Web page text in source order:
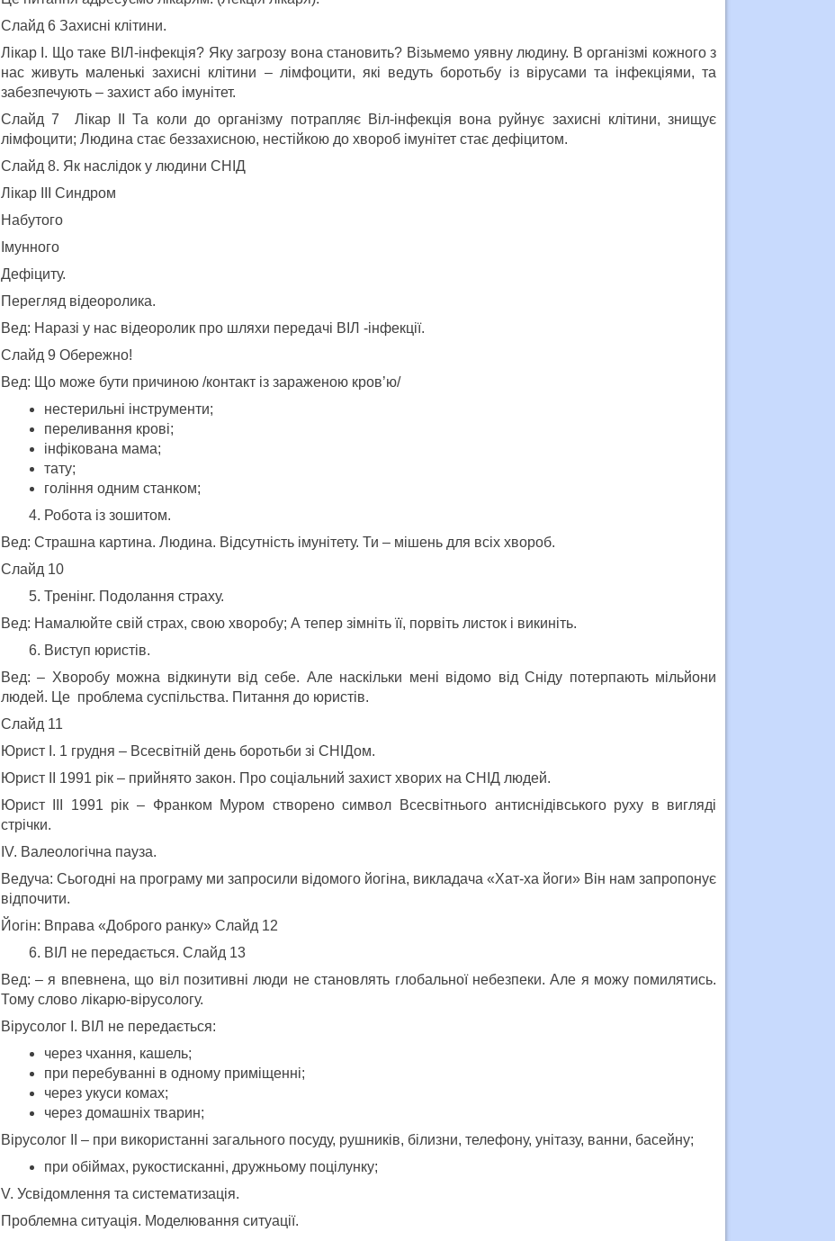
Слайд 6 Захисні клітини.
Лікар I. Що таке ВІЛ-інфекція? Яку загрозу вона становить? Візьмемо уявну людину. В організмі кожного з
нас живуть маленькі захисні клітини – лімфоцити, які ведуть боротьбу із вірусами та інфекціями, та
забезпечують – захист або імунітет.
Слайд 7 Лікар II Та коли до організму потрапляє Віл-інфекція вона руйнує захисні клітини, знищує
лімфоцити; Людина стає беззахисною, нестійкою до хвороб імунітет стає дефіцитом.
Слайд 8. Як наслідок у людини СНІД
Лікар III Синдром
Набутого
Імунного
Дефіциту.
Перегляд відеоролика.
Вед: Наразі у нас відеоролик про шляхи передачі ВІЛ -інфекції.
Слайд 9 Обережно!
Вед: Що може бути причиною /контакт із зараженою кров’ю/
нестерильні інструменти;
переливання крові;
інфікована мама;
тату;
гоління одним станком;
Робота із зошитом.
Вед: Страшна картина. Людина. Відсутність імунітету. Ти – мішень для всіх хвороб.
Слайд 10
Тренінг. Подолання страху.
Вед: Намалюйте свій страх, свою хворобу; А тепер зімніть її, порвіть листок і викиніть.
Виступ юристів.
Вед: – Хворобу можна відкинути від себе. Але наскільки мені відомо від Сніду потерпають мільйони
людей. Це проблема суспільства. Питання до юристів.
Слайд 11
Юрист I. 1 грудня – Всесвітній день боротьби зі СНІДом.
Юрист II 1991 рік – прийнято закон. Про соціальний захист хворих на СНІД людей.
Юрист III 1991 рік – Франком Муром створено символ Всесвітнього антиснідівського руху в вигляді
стрічки.
IV. Валеологічна пауза.
Ведуча: Сьогодні на програму ми запросили відомого йогіна, викладача «Хат-ха йоги» Він нам запропонує
відпочити.
Йогін: Вправа «Доброго ранку» Слайд 12
ВІЛ не передається. Слайд 13
Вед: – я впевнена, що віл позитивні люди не становлять глобальної небезпеки. Але я можу помилятись.
Тому слово лікарю-вірусологу.
Вірусолог I. ВІЛ не передається:
через чхання, кашель;
при перебуванні в одному приміщенні;
через укуси комах;
через домашніх тварин;
Вірусолог II – при використанні загального посуду, рушників, білизни, телефону, унітазу, ванни, басейну;
при обіймах, рукостисканні, дружньому поцілунку;
V. Усвідомлення та систематизація.
Проблемна ситуація. Моделювання ситуації.